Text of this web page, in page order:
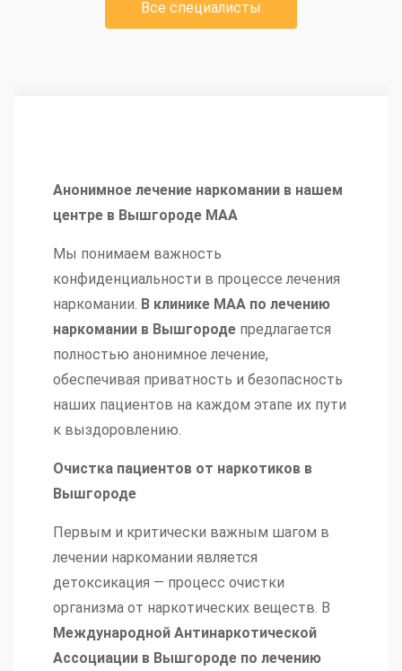
Все специалисты
Анонимное лечение наркомании в нашем
центре в Вышгороде МАА
Мы понимаем важность
конфиденциальности в процессе лечения
наркомании. В клинике МАА по лечению
наркомании в Вышгороде предлагается
полностью анонимное лечение,
обеспечивая приватность и безопасность
наших пациентов на каждом этапе их пути
к выздоровлению.
Очистка пациентов от наркотиков в
Вышгороде
Первым и критически важным шагом в
лечении наркомании является
детоксикация — процесс очистки
организма от наркотических веществ. В
Международной Антинаркотической
Ассоциации в Вышгороде по лечению